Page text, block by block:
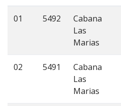
01 5492
Cabana
Las
Marias
02 5491
Cabana
Las
Marias